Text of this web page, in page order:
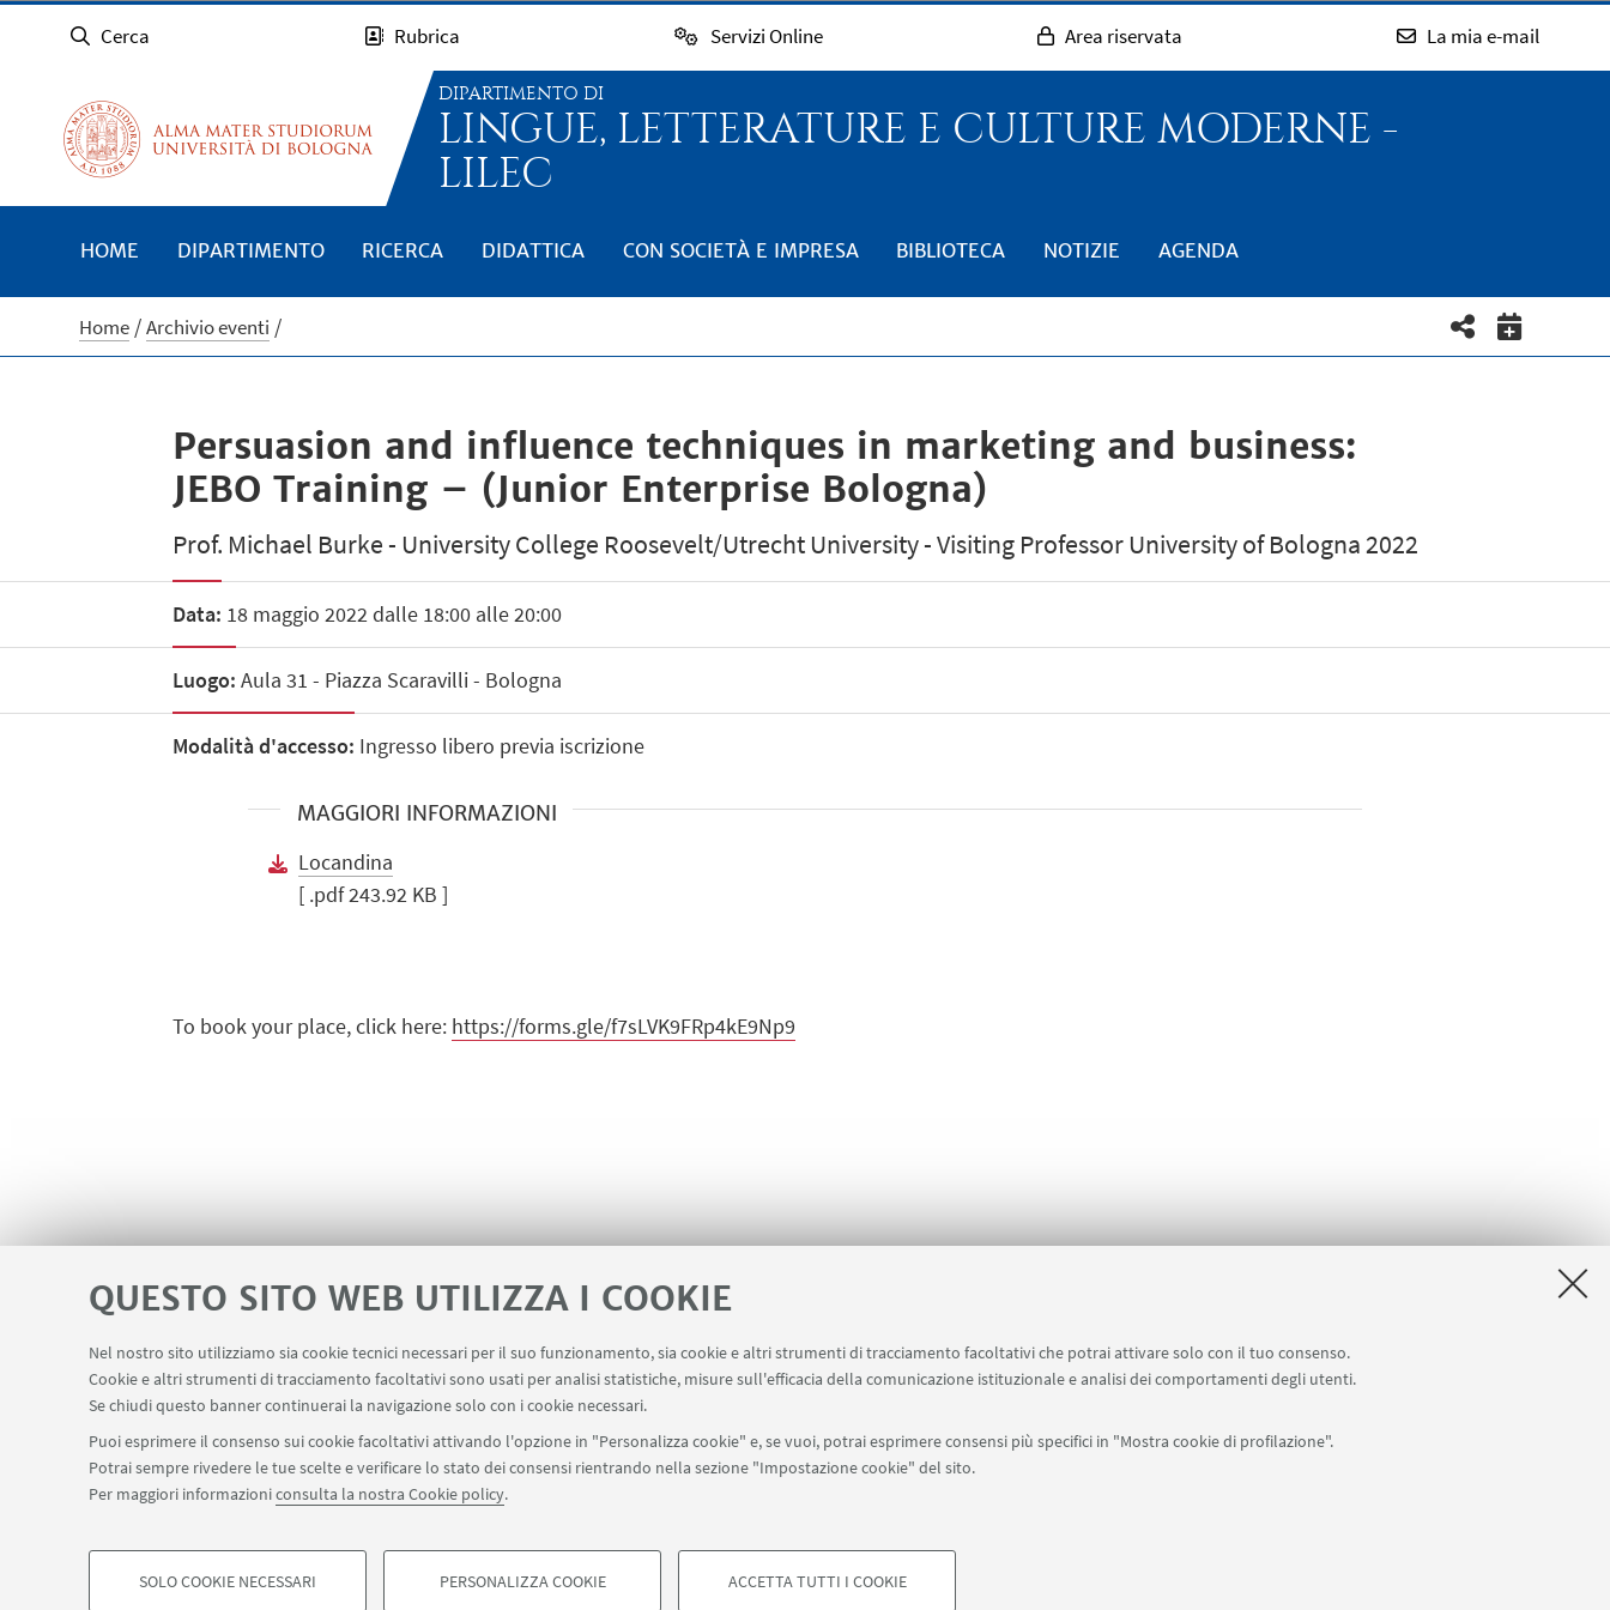
QUESTO SITO WEB UTILIZZA I COOKIE
Nel nostro sito utilizziamo sia cookie tecnici necessari per il suo funzionamento, sia cookie e altri strumenti di tracciamento facoltativi che potrai attivare solo con il tuo consenso.
Cookie e altri strumenti di tracciamento facoltativi sono usati per analisi statistiche, misure sull'efficacia della comunicazione istituzionale e analisi dei comportamenti degli utenti.
Se chiudi questo banner continuerai la navigazione solo con i cookie necessari.
Puoi esprimere il consenso sui cookie facoltativi attivando l'opzione in "Personalizza cookie" e, se vuoi, potrai esprimere consensi più specifici in "Mostra cookie di profilazione".
Potrai sempre rivedere le tue scelte e verificare lo stato dei consensi rientrando nella sezione "Impostazione cookie" del sito.
Per maggiori informazioniconsulta la nostra Cookie policy.
SOLO COOKIE NECESSARI PERSONALIZZA COOKIE ACCETTA TUTTI I COOKIE
Cerca Rubrica Servizi Online Area riservata La mia e-mail
DIPARTIMENTO DI
LINGUE, LETTERATURE E CULTURE MODERNE -
LILEC
HOME DIPARTIMENTO RICERCA DIDATTICA CON SOCIETÀ E IMPRESA BIBLIOTECA NOTIZIE AGENDA
Home Archivio eventi
Persuasion and influence techniques in marketing and business:
JEBO Training – (Junior Enterprise Bologna)
Prof. Michael Burke - University College Roosevelt/Utrecht University - Visiting Professor University of Bologna 2022
Data: 18 maggio 2022 dalle 18:00 alle 20:00
Luogo: Aula 31 - Piazza Scaravilli - Bologna
Modalità d'accesso: Ingresso libero previa iscrizione
MAGGIORI INFORMAZIONI
Locandina
[ .pdf 243.92 KB ]
To book your place, click here: https://forms.gle/f7sLVK9FRp4kE9Np9
LINK UTILI Servizi interni Area riservata Segnala un evento Contatti
SEGUI IL DIPARTIMENTO SU: SEGUI UNIBO SU:
©Copyright 2026 - ALMA MATER STUDIORUM - Università di Bologna - Via Zamboni, 33 - 40126 Bologna - PI: 01131710376 - CF: 80007010376
Note legali Informazioni sul sito e accessibilità Impostazioni Cookie